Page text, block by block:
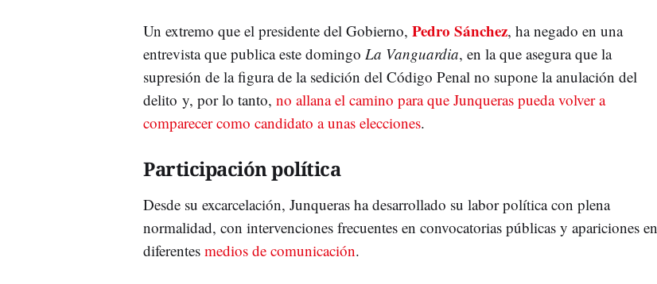
Un extremo que el presidente del Gobierno, Pedro Sánchez, ha negado en una
entrevista que publica este domingo La Vanguardia, en la que asegura que la
supresión de la figura de la sedición del Código Penal no supone la anulación del
delito y, por lo tanto, no allana el camino para que Junqueras pueda volver a
comparecer como candidato a unas elecciones.
Participación política
Desde su excarcelación, Junqueras ha desarrollado su labor política con plena
normalidad, con intervenciones frecuentes en convocatorias públicas y apariciones en
diferentes medios de comunicación.